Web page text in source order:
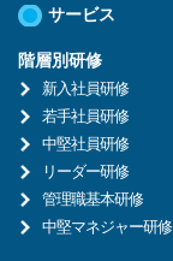
サービス
階層別研修
新入社員研修
若手社員研修
中堅社員研修
リーダー研修
管理職基本研修
中堅マネジャー研修